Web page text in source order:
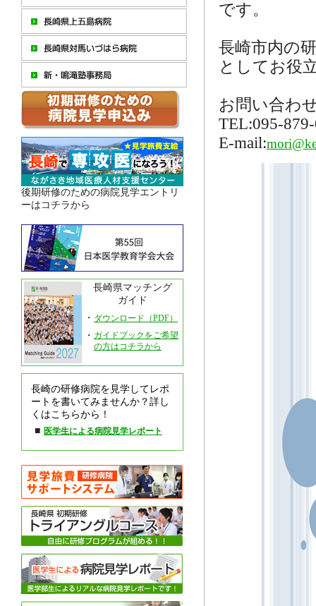
後期研修のための病院見学エントリ
ーはコチラから
長崎県マッチング
ガイド
・ ダウンロード（PDF）
・ ガイドブックをご希望
の方はコチラから
長崎の研修病院を見学してレポ
ートを書いてみませんか？詳し
くはこちらから！
■ 医学生による病院見学レポート
です。
長崎市内の
としてお役
お問い合わ
TEL:095-
E-mail: